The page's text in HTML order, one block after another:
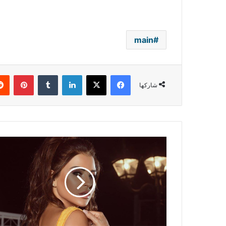
main
شاركها
فيسبوك ‫X لينكدإن
غصن
تلخص
سنة